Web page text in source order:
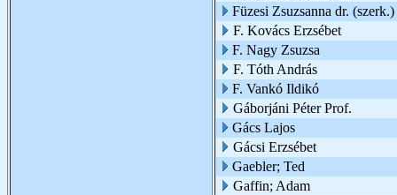
Füzesi Zsuzsanna dr. (szerk.)
F. Kovács Erzsébet
F. Nagy Zsuzsa
F. Tóth András
F. Vankó Ildikó
Gáborjáni Péter Prof.
Gács Lajos
Gácsi Erzsébet
Gaebler; Ted
Gaffin; Adam